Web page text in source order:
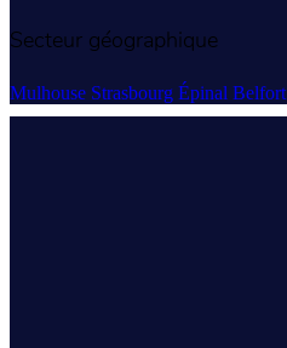
Secteur géographique
Mulhouse Strasbourg Épinal Belfort